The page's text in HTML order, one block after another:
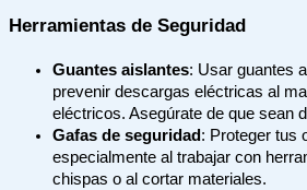
Herramientas de Seguridad
Guantes aislantes: Usar guantes
prevenir descargas eléctricas al
eléctricos. Asegúrate de que sean
Gafas de seguridad : Proteger tus
especialmente al trabajar con
chispas o al cortar materiales.